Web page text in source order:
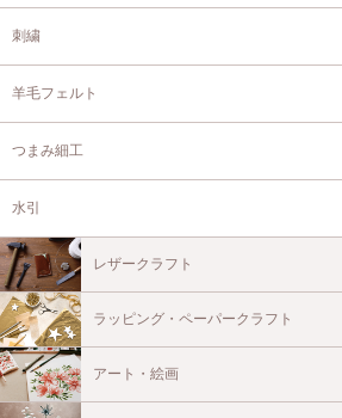
刺繍
羊毛フェルト
つまみ細工
水引
レザークラフト
ラッピング・ペーパークラフト
アート・絵画